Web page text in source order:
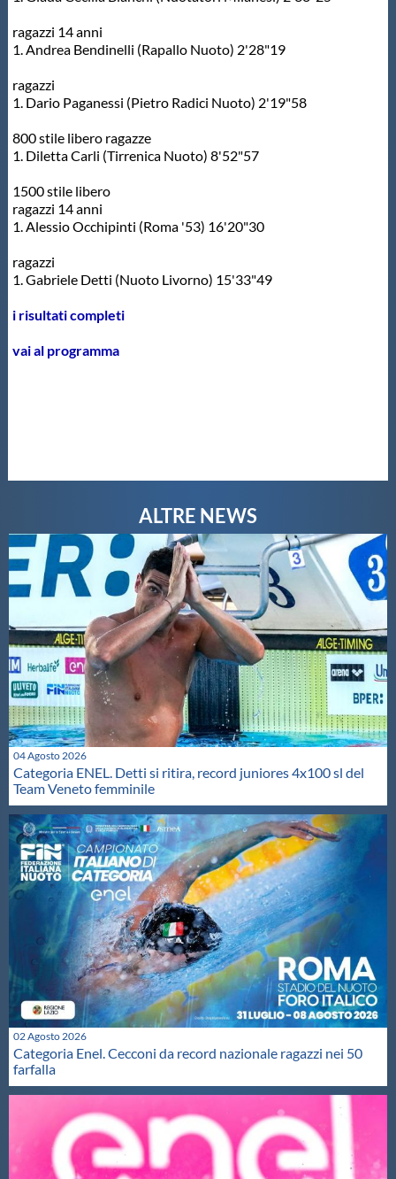
ragazzi 14 anni
1. Andrea Bendinelli (Rapallo Nuoto) 2'28"19
ragazzi
1. Dario Paganessi (Pietro Radici Nuoto) 2'19"58
800 stile libero ragazze
1. Diletta Carli (Tirrenica Nuoto) 8'52"57
1500 stile libero
ragazzi 14 anni
1. Alessio Occhipinti (Roma '53) 16'20"30
ragazzi
1. Gabriele Detti (Nuoto Livorno) 15'33"49
i risultati completi
vai al programma
04 Agosto 2026
Categoria ENEL. Detti si ritira, record juniores 4x100 sl del
Team Veneto femminile
02 Agosto 2026
Categoria Enel. Cecconi da record nazionale ragazzi nei 50
farfalla